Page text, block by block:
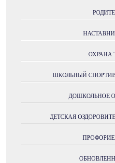
ОХРАНА
ШКОЛЬНЫЙ
ДОШКОЛЬНОЕ
ДЕТСКАЯ